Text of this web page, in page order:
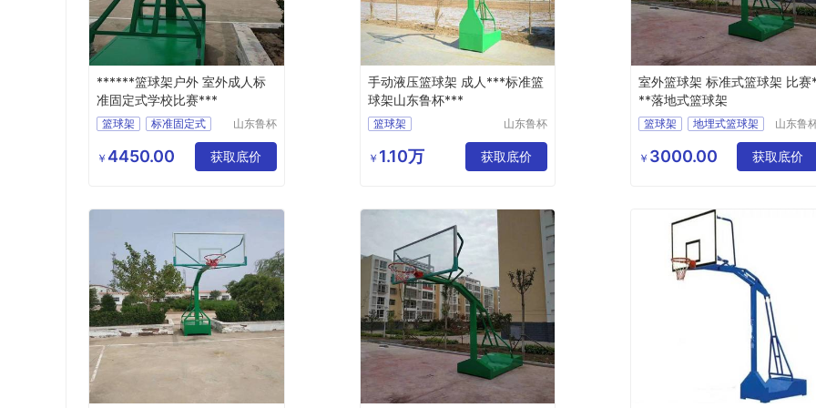
******篮球架户外 室外成人标
准固定式学校比赛***
篮球架
标准固定式
山东鲁杯
公司
￥ 4450.00 获取底价
手动液压篮球架 成人***标准篮
球架山东鲁杯***
篮球架
标准
山东鲁杯
公司
￥ 1.10万 获取底价
室外篮球架 标准式篮球架 比赛*
**落地式篮球架
篮球架
地埋式篮球架
山东鲁
公司
￥ 3000.00 获取底价